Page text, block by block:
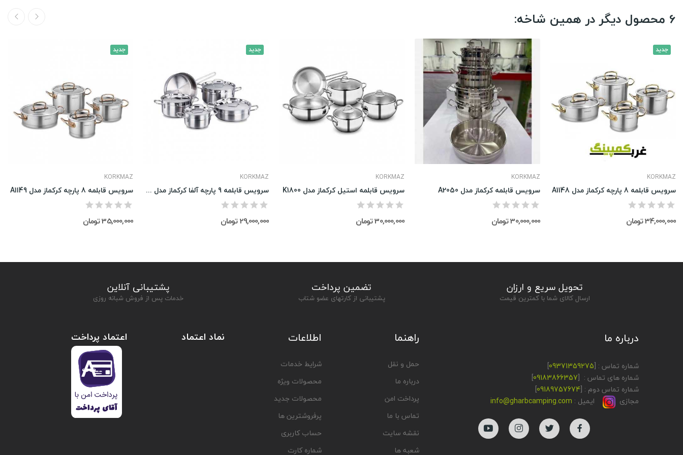
6 محصول دیگر در همین شاخه:
جدید
KORKMAZ
سرویس قابلمه 8 پارچه کرکماز مدل A1149
35,000,000 تومان
جدید
KORKMAZ
سرویس قابلمه 9 پارچه آلفا کرکماز مدل A1660
29,000,000 تومان
KORKMAZ
سرویس قابلمه استیل کرکماز مدل K1800
30,000,000 تومان
KORKMAZ
سرویس قابلمه کرکماز مدل A2050
30,000,000 تومان
جدید
KORKMAZ
سرویس قابلمه 8 پارچه کرکماز مدل A1148
34,000,000 تومان
تحویل سریع و ارزان
ارسال کالای شما با کمترین قیمت
تضمین پرداخت
پشتیبانی از کارتهای عضو شتاب
پشتیبانی آنلاین
خدمات پس از فروش شبانه روزی
درباره ما
شماره تماس : [09371359275
]
شماره های تماس : [09183866357
]
شماره تماس دوم : [09189757674
]
مجازی
ایمیل : info@gharbcamping.com
راهنما
حمل و نقل
درباره ما
پرداخت امن
تماس با ما
نقشه سایت
شعبه ها
اطلاعات
شرایط خدمات
محصولات ویژه
محصولات جدید
پرفروشترین ها
حساب کاربری
شماره کارت
نماد اعتماد اعتماد پرداخت